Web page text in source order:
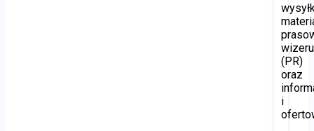
(PR)
oraz
i